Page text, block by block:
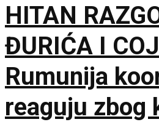
HITAN
ĐURIĆA I
Rumunija
reaguju zbog